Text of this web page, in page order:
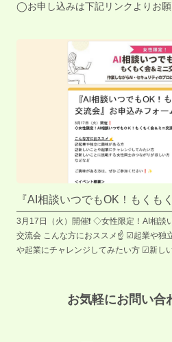
◯お申し込みは下記リンクよりお
『AI相談いつでもOK！もくも
込みフォーム
3月17日（火）開催❗️ ◇女性限定！AI相談
交流会 こんな方におススメ☝️ ☑︎起業や独
や起業にチャレンジしてみたい方 ☑︎新し
（火） 10:00～12:00（受付9:30） ◇対象
業を目指している女性の方 ◇定員：6名
お気軽にお問い合